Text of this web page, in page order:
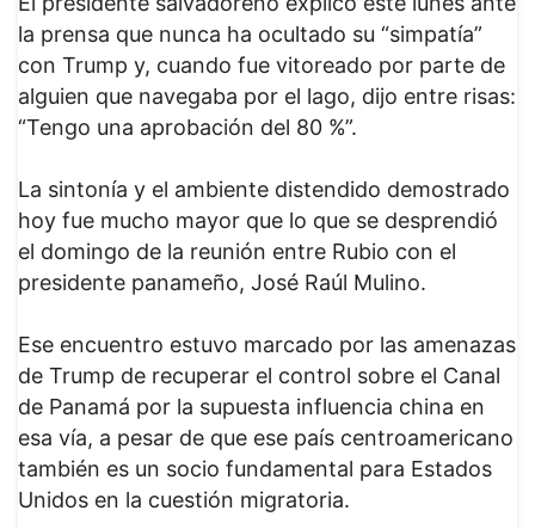
la prensa que nunca ha ocultado su “simpatía”
con Trump y, cuando fue vitoreado por parte de
alguien que navegaba por el lago, dijo entre risas:
“Tengo una aprobación del 80 %”.
La sintonía y el ambiente distendido demostrado
hoy fue mucho mayor que lo que se desprendió
el domingo de la reunión entre Rubio con el
presidente panameño, José Raúl Mulino.
Ese encuentro estuvo marcado por las amenazas
de Trump de recuperar el control sobre el Canal
de Panamá por la supuesta influencia china en
esa vía, a pesar de que ese país centroamericano
también es un socio fundamental para Estados
Unidos en la cuestión migratoria.